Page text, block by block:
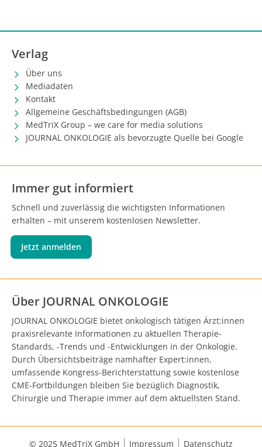
Verlag
Über uns
Mediadaten
Kontakt
Allgemeine Geschäftsbedingungen (AGB)
MedTriX Group – we care for media solutions
JOURNAL ONKOLOGIE als bevorzugte Quelle bei Google
Immer gut informiert
Schnell und zuverlässig die wichtigsten Informationen
erhalten – mit unserem kostenlosen Newsletter.
Jetzt anmelden
Über JOURNAL ONKOLOGIE
JOURNAL ONKOLOGIE bietet onkologisch tätigen Ärzt:innen
praxisrelevante Informationen zu aktuellen Therapie-
Standards, -Trends und -Entwicklungen in der Onkologie.
Durch Übersichtsbeiträge namhafter Expert:innen,
umfassende Kongress-Berichterstattung sowie kostenlose
CME-Fortbildungen bleiben Sie bezüglich Diagnostik,
Chirurgie und Therapie immer auf dem aktuellsten Stand.
© 2025 MedTriX GmbH Impressum Datenschutz